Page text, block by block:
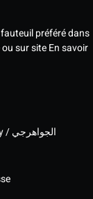
préféré dans
ou sur siteEn savoir
El Gawahergy / الجواهرجي